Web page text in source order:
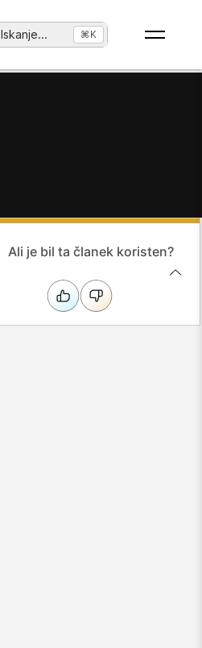
Iskanje... ⌘K
Ali je bil ta članek koristen?